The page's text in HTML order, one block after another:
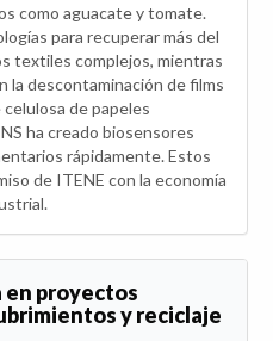
como aguacate y tomate.
para recuperar más del
textiles complejos, mientras
la descontaminación de films
de papeles
ha creado biosensores
rápidamente. Estos
de ITENE con la economía
en proyectos
y reciclaje